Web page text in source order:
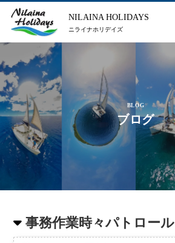
NILAINA HOLIDAYS
ニライナホリデイズ
BLOG
ブログ
事務作業時々パトロール